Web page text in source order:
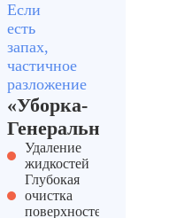
Если
есть
запах,
частичное
разложение
«Уборка-
Генеральный»
Удаление
жидкостей
Глубокая
очистка
поверхностей